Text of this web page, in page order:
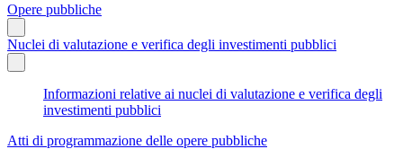
Opere pubbliche
Nuclei di valutazione e verifica degli investimenti pubblici
Informazioni relative ai nuclei di valutazione e verifica degli
investimenti pubblici
Atti di programmazione delle opere pubbliche